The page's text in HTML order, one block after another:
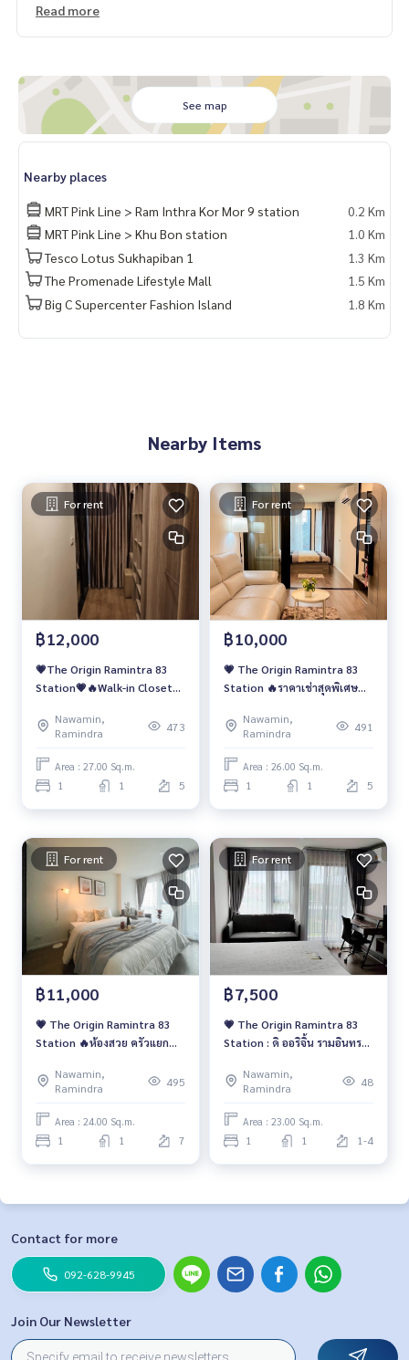
WhatsApp :
Read more
See map
Nearby places
MRT Pink Line > Ram Inthra Kor Mor 9 station
0.2 Km
MRT Pink Line > Khu Bon station
1.0 Km
Tesco Lotus Sukhapiban 1
1.3 Km
The Promenade Lifestyle Mall
1.5 Km
Big C Supercenter Fashion Island
1.8 Km
Nearby Items
For rent
฿12,000
💗The Origin Ramintra 83
Station💗🔥Walk-in Closet
เท่านั้น‼️Nawamin,
Ramindra
473
Area : 27.00 Sq.m.
1 1 5
For rent
฿10,000
💗 The Origin Ramintra 83
Station 🔥ราคาเช่าสุดพิเศษ
🔥
Nawamin,
Ramindra
491
Area : 26.00 Sq.m.
1 1 5
For rent
฿11,000
💗 The Origin Ramintra 83
Station 🔥ห้องสวย ครัวแยก
บาท/เดือน เท่านั้น🔥
Nawamin,
Ramindra
495
Area : 24.00 Sq.m.
1 1 7
For rent
฿7,500
💗 The Origin Ramintra 83
Station : ดิ ออริจิ้น รามอินทรา
Nawamin,
Ramindra
48
Area : 23.00 Sq.m.
1 1 1-4
Contact for more
092-628-9945
Join Our Newsletter